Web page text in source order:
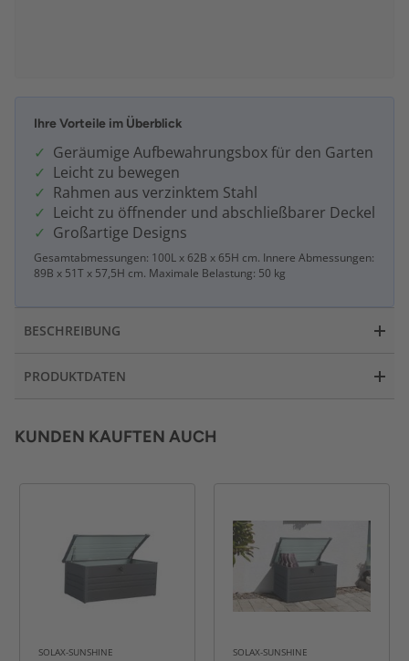
Ihre Vorteile im Überblick
Geräumige Aufbewahrungsbox für den Garten
Leicht zu bewegen
Rahmen aus verzinktem Stahl
Leicht zu öffnender und abschließbarer Deckel
Großartige Designs
Gesamtabmessungen: 100L x 62B x 65H cm. Innere Abmessungen:
89B x 51T x 57,5H cm. Maximale Belastung: 50 kg
BESCHREIBUNG
PRODUKTDATEN
KUNDEN KAUFTEN AUCH
SOLAX-SUNSHINE SOLAX-SUNSHINE